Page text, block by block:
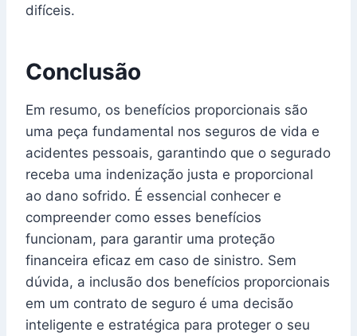
difíceis.
Conclusão
Em resumo, os benefícios proporcionais são
uma peça fundamental nos seguros de vida e
acidentes pessoais, garantindo que o segurado
receba uma indenização justa e proporcional
ao dano sofrido. É essencial conhecer e
compreender como esses benefícios
funcionam, para garantir uma proteção
financeira eficaz em caso de sinistro. Sem
dúvida, a inclusão dos benefícios proporcionais
em um contrato de seguro é uma decisão
inteligente e estratégica para proteger o seu